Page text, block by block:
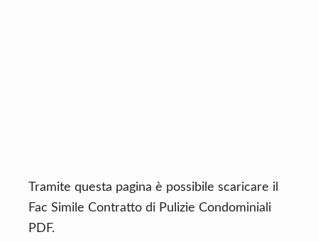
Tramite questa pagina è possibile scaricare il
Fac Simile Contratto di Pulizie Condominiali
PDF.